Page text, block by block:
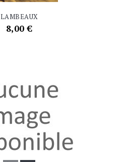
LAMBEAUX
Prix
8,00 €